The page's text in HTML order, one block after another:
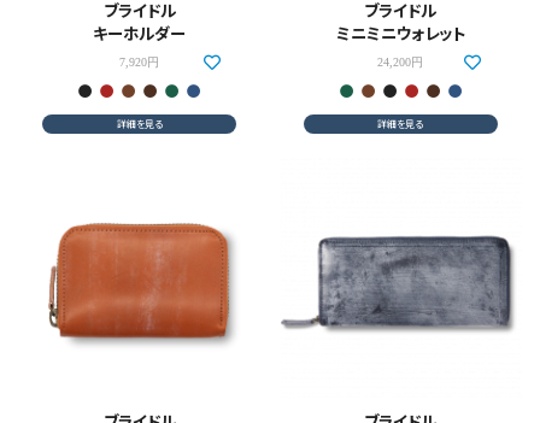
ブライドル
キーホルダー
7,920円
詳細を見る
ブライドル
ミニミニウォレット
24,200円
詳細を見る